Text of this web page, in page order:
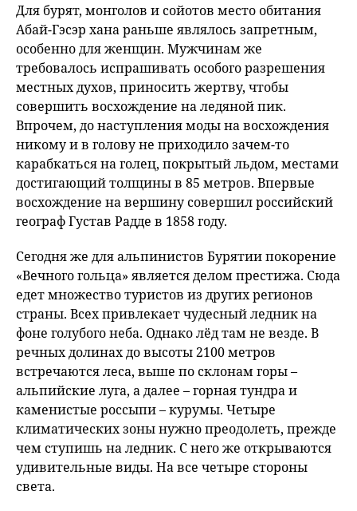
Для бурят, монголов и сойотов место обитания
Абай-Гэсэр хана раньше являлось запретным,
особенно для женщин. Мужчинам же
требовалось испрашивать особого разрешения
местных духов, приносить жертву, чтобы
совершить восхождение на ледяной пик.
Впрочем, до наступления моды на восхождения
никому и в голову не приходило зачем-то
карабкаться на голец, покрытый льдом, местами
достигающий толщины в 85 метров. Впервые
восхождение на вершину совершил российский
географ Густав Радде в 1858 году.
Сегодня же для альпинистов Бурятии покорение
«Вечного гольца» является делом престижа. Сюда
едет множество туристов из других регионов
страны. Всех привлекает чудесный ледник на
фоне голубого неба. Однако лёд там не везде. В
речных долинах до высоты 2100 метров
встречаются леса, выше по склонам горы –
альпийские луга, а далее – горная тундра и
каменистые россыпи – курумы. Четыре
климатических зоны нужно преодолеть, прежде
чем ступишь на ледник. С него же открываются
удивительные виды. На все четыре стороны
света.